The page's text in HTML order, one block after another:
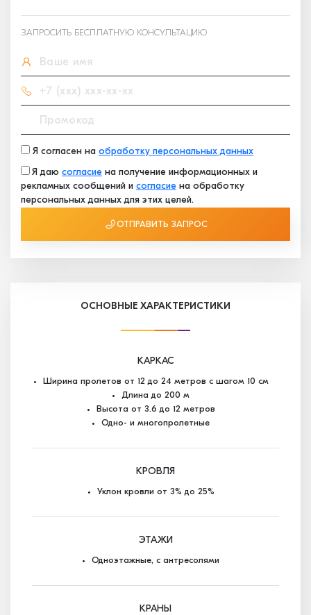
ЗАПРОСИТЬ БЕСПЛАТНУЮ КОНСУЛЬТАЦИЮ
Я согласен на обработку персональных данных
Я даю согласие на получение информационных и
рекламных сообщений и согласие на обработку
персональных данных для этих целей.
ОТПРАВИТЬ ЗАПРОС
ОСНОВНЫЕ ХАРАКТЕРИСТИКИ
КАРКАС
Ширина пролетов от 12 до 24 метров с шагом 10 см
Длина до 200 м
Высота от 3.6 до 12 метров
Одно- и многопролетные
КРОВЛЯ
Уклон кровли от 3% до 25%
ЭТАЖИ
Одноэтажные, с антресолями
КРАНЫ